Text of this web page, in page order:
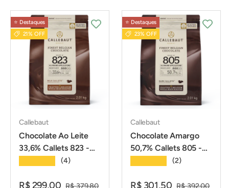
⭐️ Destaques
21% OFF
Callebaut
Chocolate Ao Leite
33,6% Callets 823 -
2,01Kg - Callebaut
(4)
R$ 299,00 R$ 379,80
⭐️ Destaques
23% OFF
Callebaut
Chocolate Amargo
50,7% Callets 805 -
2,01Kg - Callebaut
(2)
R$ 301,50 R$ 392,00